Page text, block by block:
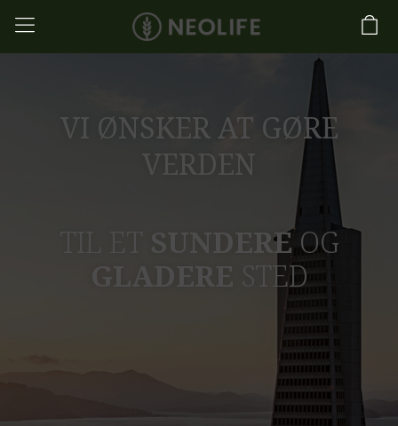
VI ØNSKER AT GØRE
VERDEN
SUNDEREOG
GLADERE STED